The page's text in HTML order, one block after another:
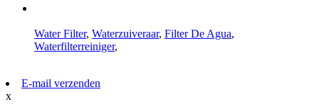
Water Filter, Waterzuiveraar, Filter De Agua,
Waterfilterreiniger,
E-mail verzenden
x